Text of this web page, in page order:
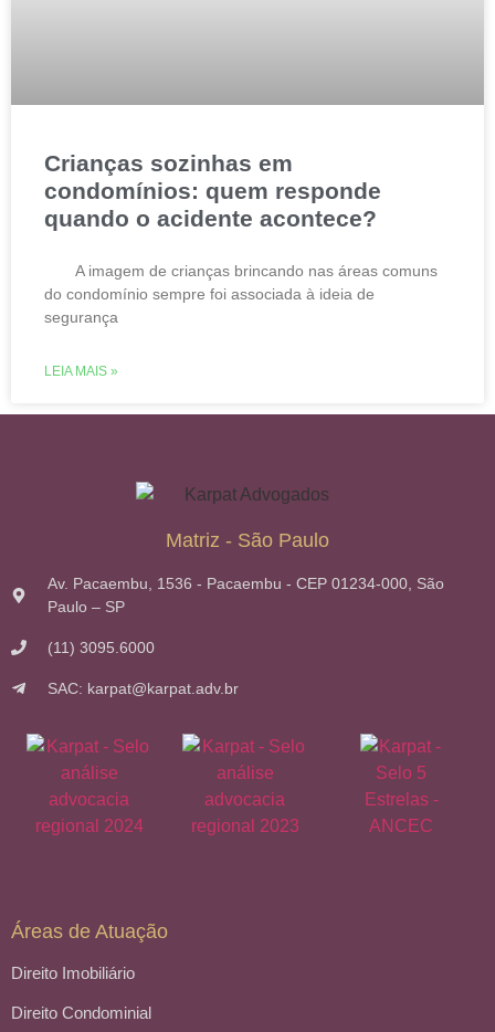
Crianças sozinhas em
condomínios: quem responde
quando o acidente acontece?
A imagem de crianças brincando nas áreas comuns
do condomínio sempre foi associada à ideia de
segurança
LEIA MAIS »
Matriz - São Paulo
Av. Pacaembu, 1536 - Pacaembu - CEP 01234-000, São
Paulo – SP
(11) 3095.6000
SAC: karpat@karpat.adv.br
Áreas de Atuação
Direito Imobiliário
Direito Condominial